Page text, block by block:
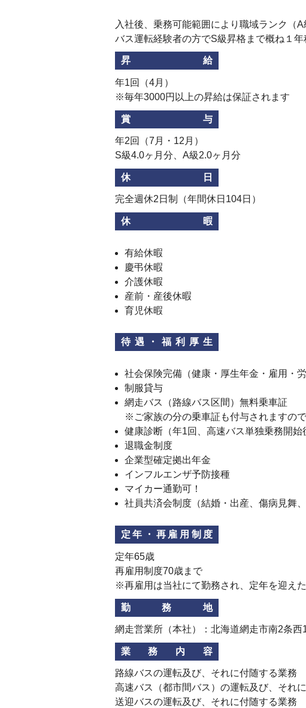
入社後、乗務可能範囲により職域ランク（
バス運転経験者の方でS級昇格まで概ね１年
昇給
年1回（4月）
※毎年3000円以上の昇給は保証されます
賞与
年2回（7月・12月）
S級4.0ヶ月分、A級2.0ヶ月分
休日
完全週休2日制（年間休日104日）
休暇
有給休暇
慶弔休暇
介護休暇
産前・産後休暇
育児休暇
待遇・福利厚生
社会保険完備（健康・厚生年金・雇用・労
制服貸与
網走バス（路線バス区間）無料乗車証
※ご家族の分の乗車証も付与されますの
健康診断（年1回、高速バス単独乗務開始
退職金制度
企業型確定拠出年金
インフルエンザ予防接種
マイカー通勤可！
社員共済会制度（結婚・出産、傷病見舞
定年・再雇用制度
定年65歳
再雇用制度70歳まで
※再雇用は当社にて勤務され、定年を迎え
勤務地
網走営業所（本社）：北海道網走市南2条西
業務内容
路線バスの運転及び、それに付随する業務
高速バス（都市間バス）の運転及び、それ
送迎バスの運転及び、それに付随する業務